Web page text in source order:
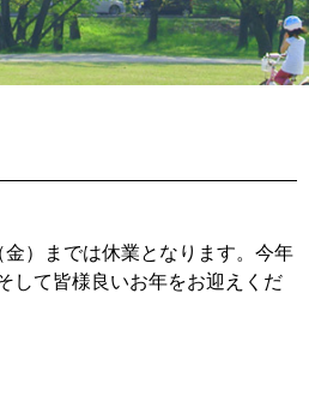
金）までは休業となります。今年
して皆様良いお年をお迎えくだ